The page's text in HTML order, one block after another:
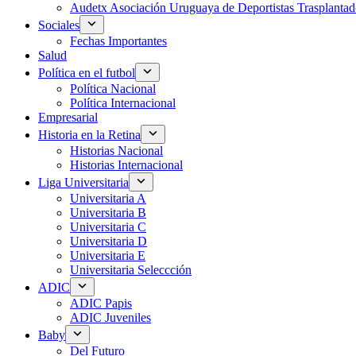
Audetx Asociación Uruguaya de Deportistas
Sociales
Fechas Importantes
Salud
Política en el futbol
Política Nacional
Política Internacional
Empresarial
Historia en la Retina
Historias Nacional
Historias Internacional
Liga Universitaria
Universitaria A
Universitaria B
Universitaria C
Universitaria D
Universitaria E
Universitaria Seleccción
ADIC
ADIC Papis
ADIC Juveniles
Baby
Del Futuro